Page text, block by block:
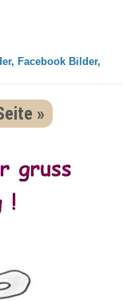
Facebook Bilder,
»